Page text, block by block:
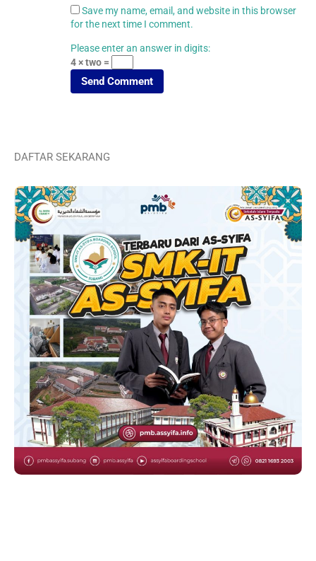
Save my name, email, and website in this browser
for the next time I comment.
Please enter an answer in digits:
4 × two =
DAFTAR SEKARANG